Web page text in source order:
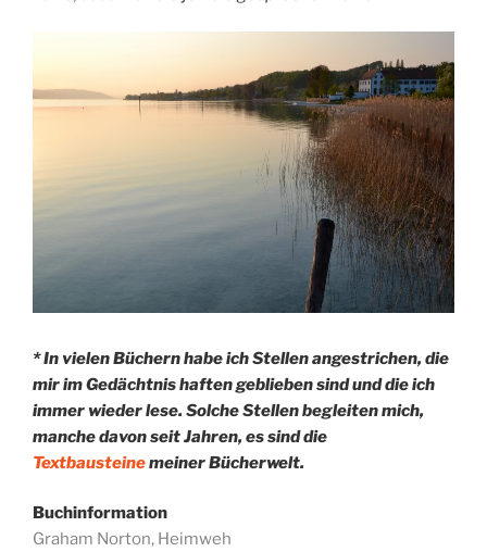
* In vielen Büchern habe ich Stellen angestrichen, die
mir im Gedächtnis haften geblieben sind und die ich
immer wieder lese. Solche Stellen begleiten mich,
manche davon seit Jahren, es sind die
Textbausteinemeiner Bücherwelt.
Buchinformation
Graham Norton, Heimweh